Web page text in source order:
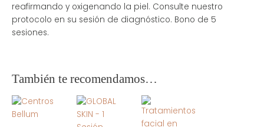
reafirmando y oxigenando la piel. Consulte nuestro
protocolo en su sesión de diagnóstico. Bono de 5
sesiones.
También te recomendamos…